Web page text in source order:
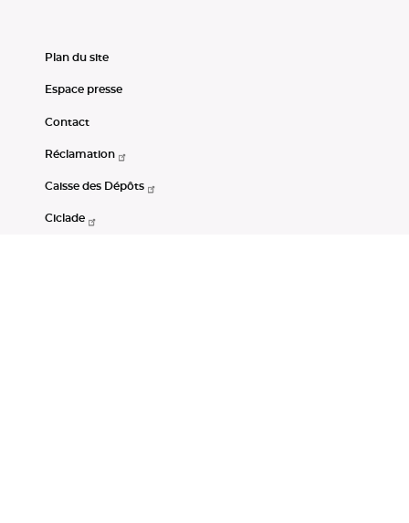
Plan du site
Espace presse
Contact
Réclamation
Caisse des Dépôts
Ciclade